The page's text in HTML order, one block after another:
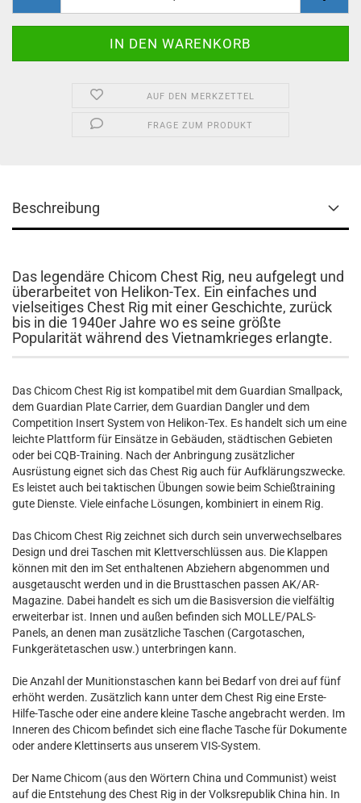
AUF DEN MERKZETTEL
FRAGE ZUM PRODUKT
Beschreibung
Das legendäre Chicom Chest Rig, neu aufgelegt und
überarbeitet von Helikon-Tex. Ein einfaches und
vielseitiges Chest Rig mit einer Geschichte, zurück
bis in die 1940er Jahre wo es seine größte
Popularität während des Vietnamkrieges erlangte.
Das Chicom Chest Rig ist kompatibel mit dem Guardian Smallpack,
dem Guardian Plate Carrier, dem Guardian Dangler und dem
Competition Insert System von Helikon-Tex. Es handelt sich um eine
leichte Plattform für Einsätze in Gebäuden, städtischen Gebieten
oder bei CQB-Training. Nach der Anbringung zusätzlicher
Ausrüstung eignet sich das Chest Rig auch für Aufklärungszwecke.
Es leistet auch bei taktischen Übungen sowie beim Schießtraining
gute Dienste. Viele einfache Lösungen, kombiniert in einem Rig.
Das Chicom Chest Rig zeichnet sich durch sein unverwechselbares
Design und drei Taschen mit Klettverschlüssen aus. Die Klappen
können mit den im Set enthaltenen Abziehern abgenommen und
ausgetauscht werden und in die Brusttaschen passen AK/AR-
Magazine. Dabei handelt es sich um die Basisversion die vielfältig
erweiterbar ist. Innen und außen befinden sich MOLLE/PALS-
Panels, an denen man zusätzliche Taschen (Cargotaschen,
Funkgerätetaschen usw.) unterbringen kann.
Die Anzahl der Munitionstaschen kann bei Bedarf von drei auf fünf
erhöht werden. Zusätzlich kann unter dem Chest Rig eine Erste-
Hilfe-Tasche oder eine andere kleine Tasche angebracht werden. Im
Inneren des Chicom befindet sich eine flache Tasche für Dokumente
oder andere Klettinserts aus unserem VIS-System.
Der Name Chicom (aus den Wörtern China und Communist) weist
auf die Entstehung des Chest Rig in der Volksrepublik China hin. In